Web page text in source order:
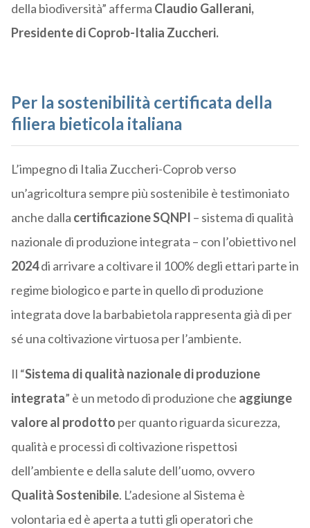
della biodiversità” afferma Claudio Gallerani,
Presidente di Coprob-Italia Zuccheri.
Per la sostenibilità certificata della
filiera bieticola italiana
L’impegno di Italia Zuccheri-Coprob verso
un’agricoltura sempre più sostenibile è testimoniato
anche dalla certificazione SQNPI – sistema di qualità
nazionale di produzione integrata – con l’obiettivo nel
2024di arrivare a coltivare il 100% degli ettari parte in
regime biologico e parte in quello di produzione
integrata dove la barbabietola rappresenta già di per
sé una coltivazione virtuosa per l’ambiente.
Il “Sistema di qualità nazionale di produzione
integrata” è un metodo di produzione che aggiunge
valore al prodotto per quanto riguarda sicurezza,
qualità e processi di coltivazione rispettosi
dell’ambiente e della salute dell’uomo, ovvero
Qualità Sostenibile. L’adesione al Sistema è
volontaria ed è aperta a tutti gli operatori che